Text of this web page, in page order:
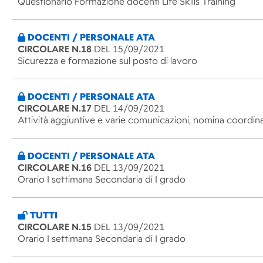
DOCENTI / PERSONALE ATA
CIRCOLARE N.18 DEL 15/09/2021
Sicurezza e formazione sul posto di lavoro
DOCENTI / PERSONALE ATA
CIRCOLARE N.17 DEL 14/09/2021
Attività aggiuntive e varie comunicazioni, nomina
DOCENTI / PERSONALE ATA
CIRCOLARE N.16 DEL 13/09/2021
Orario I settimana Secondaria di I grado
TUTTI
CIRCOLARE N.15 DEL 13/09/2021
Orario I settimana Secondaria di I grado